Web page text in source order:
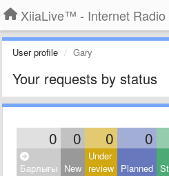
XiiaLive™ - Internet Radio
User profile Gary
Your requests by status
0 0 0 0
Барлығы New
Under
review Planned